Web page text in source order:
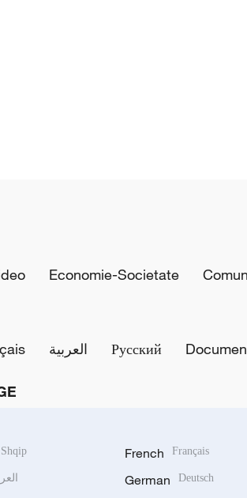
Economie-Societate
العربية Русский
Shqip French Français
German Deutsch